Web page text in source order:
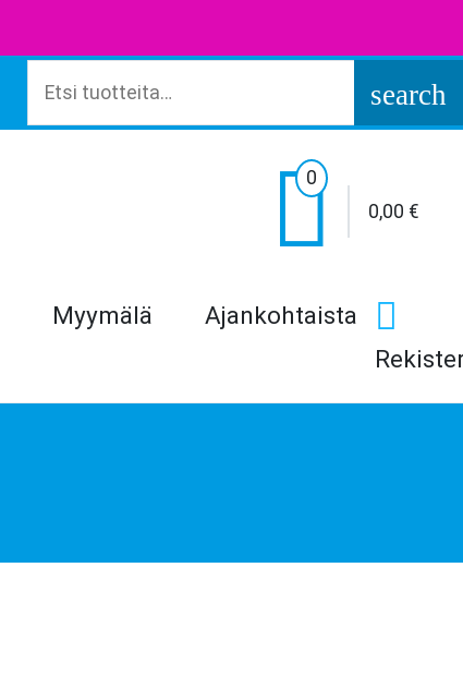
search

0
0,00 €
Myymälä
Ajankohtaista